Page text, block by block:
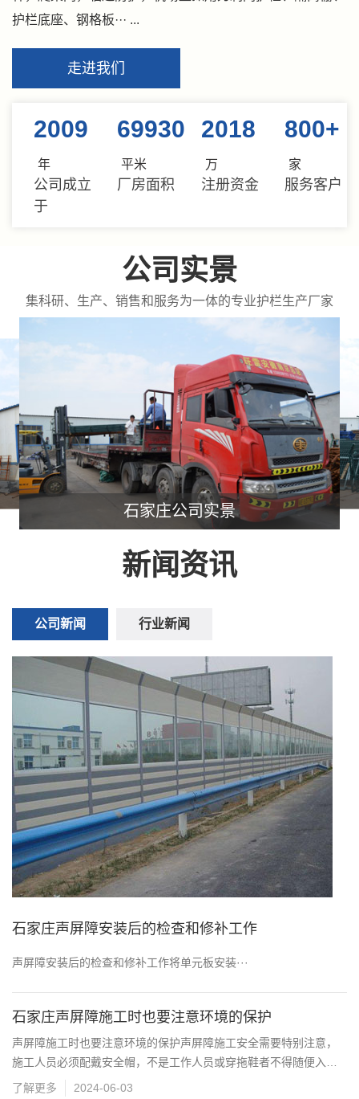
护栏底座、钢格板··· ...
走进我们
2009
年
公司成立
于
69930
平米
厂房面积
2018
万
注册资金
800+
家
服务客户
公司实景
集科研、生产、销售和服务为一体的专业护栏生产厂家
石家庄公司实景
新闻资讯
公司新闻 行业新闻
​石家庄声屏障安装后的检查和修补工作
声屏障安装后的检查和修补工作将单元板安装···
石家庄声屏障施工时也要注意环境的保护
声屏障施工时也要注意环境的保护声屏障施工安全需要特别注意，
施工人员必须配戴安全帽，不是工作人员或穿拖鞋者不得随便入
内，以···
了解更多 2024-06-03